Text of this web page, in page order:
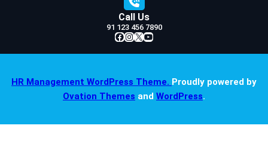
Call Us
91 123 456 7890
Facebook InstagramX YouTube
HR Management WordPress Theme. Proudly powered by
Ovation Themes and WordPress.